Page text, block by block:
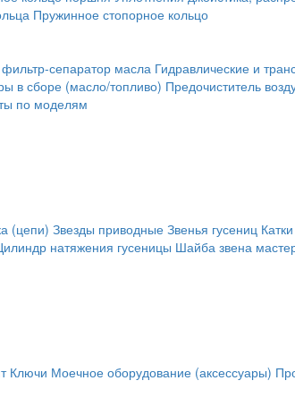
Пружинное стопорное кольцо
сепаратор масла Гидравлические и
в сборе (масло/топливо) Предочиститель
по моделям
(цепи) Звезды приводные Звенья гусениц
натяжения гусеницы Шайба звена
Ключи Моечное оборудование (аксессуары)